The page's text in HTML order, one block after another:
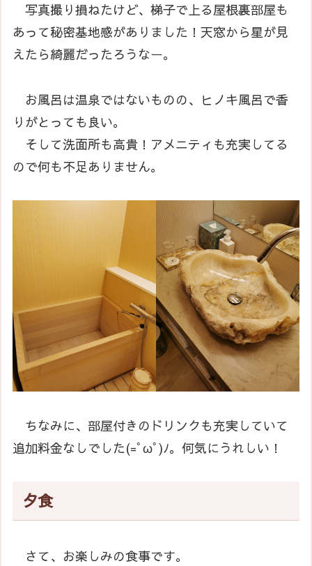
写真撮り損ねたけど、梯子で上る屋根裏部屋も
あって秘密基地感がありました！天窓から星が見
えたら綺麗だったろうなー。
お風呂は温泉ではないものの、ヒノキ風呂で香
りがとっても良い。
そして洗面所も高貴！アメニティも充実してる
ので何も不足ありません。
ちなみに、部屋付きのドリンクも充実していて
追加料金なしでした(=ﾟωﾟ)ﾉ。何気にうれしい！
夕食
さて、お楽しみの食事です。